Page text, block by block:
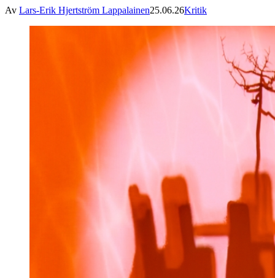
Av Lars-Erik Hjertström Lappalainen25.06.26Kritik